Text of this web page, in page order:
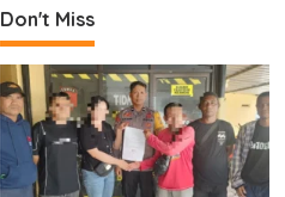
Don't Miss